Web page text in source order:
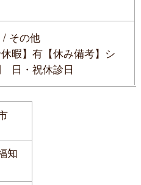
/ その他
休暇】有【休み備考】シ
日・祝休診日
知